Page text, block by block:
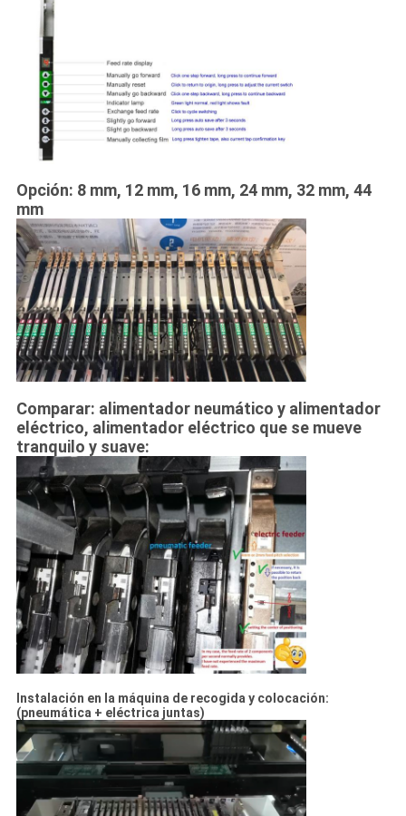
Opción: 8 mm, 12 mm, 16 mm, 24 mm, 32 mm, 44
mm
Comparar: alimentador neumático y alimentador
eléctrico, alimentador eléctrico que se mueve
tranquilo y suave:
Instalación en la máquina de recogida y colocación:
(pneumática + eléctrica juntas)